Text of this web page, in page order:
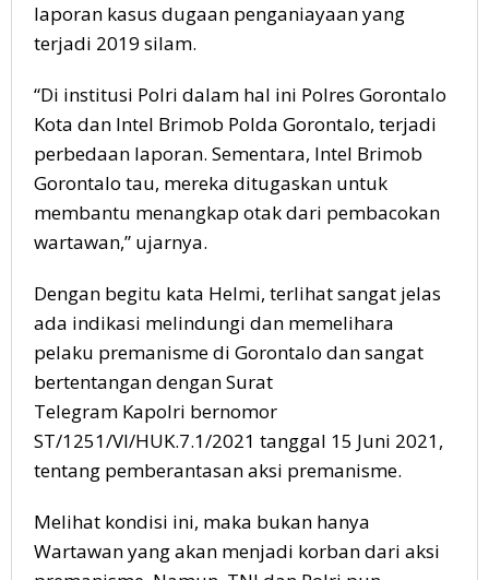
laporan kasus dugaan penganiayaan yang
terjadi 2019 silam.
“Di institusi Polri dalam hal ini Polres Gorontalo
Kota dan Intel Brimob Polda Gorontalo, terjadi
perbedaan laporan. Sementara, Intel Brimob
Gorontalo tau, mereka ditugaskan untuk
membantu menangkap otak dari pembacokan
wartawan,” ujarnya.
Dengan begitu kata Helmi, terlihat sangat jelas
ada indikasi melindungi dan memelihara
pelaku premanisme di Gorontalo dan sangat
bertentangan dengan Surat
Telegram Kapolri bernomor
ST/1251/VI/HUK.7.1/2021 tanggal 15 Juni 2021,
tentang pemberantasan aksi premanisme.
Melihat kondisi ini, maka bukan hanya
Wartawan yang akan menjadi korban dari aksi